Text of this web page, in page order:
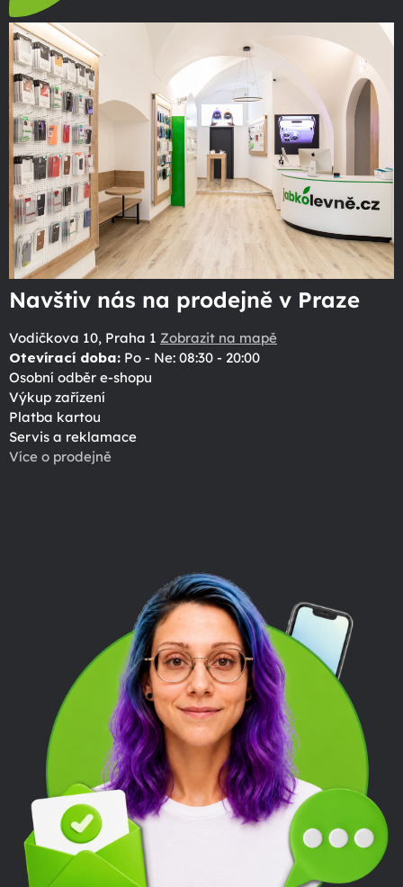
Navštiv nás na prodejně v Praze
Vodičkova 10, Praha 1 Zobrazit na mapě
Otevírací doba: Po - Ne: 08:30 - 20:00
Osobní odběr e-shopu
Výkup zařízení
Platba kartou
Servis a reklamace
Více o prodejně